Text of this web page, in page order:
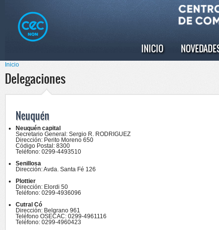
principal
Menú principal
INICIO
Se encuentra usted aquí
Inicio
Delegaciones
Neuquén
Neuquén capital
Secretario General: Sergio R. RODRIGUEZ
Dirección: Perito Moreno 650
Código Postal: 8300
Teléfono: 0299-4493510
Senillosa
Dirección: Avda. Santa Fé 126
Plottier
Dirección: Elordi 50
Teléfono: 0299-4936096
Cutral Có
Dirección: Belgrano 961
Teléfono OSECAC: 0299-4961116
Teléfono: 0299-4960423